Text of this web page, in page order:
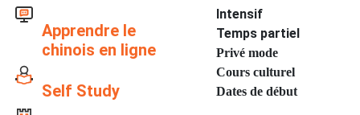
Apprendre le
chinois en ligne
Self Study
Intensif
Temps partiel
Privé mode
Cours culturel
Dates de début